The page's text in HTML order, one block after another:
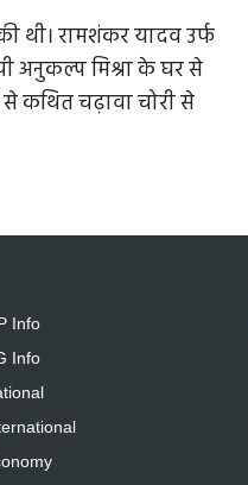
थी। रामशंकर यादव उर्फ
अनुकल्प मिश्रा के घर से
कथित चढ़ावा चोरी से
Info
Info